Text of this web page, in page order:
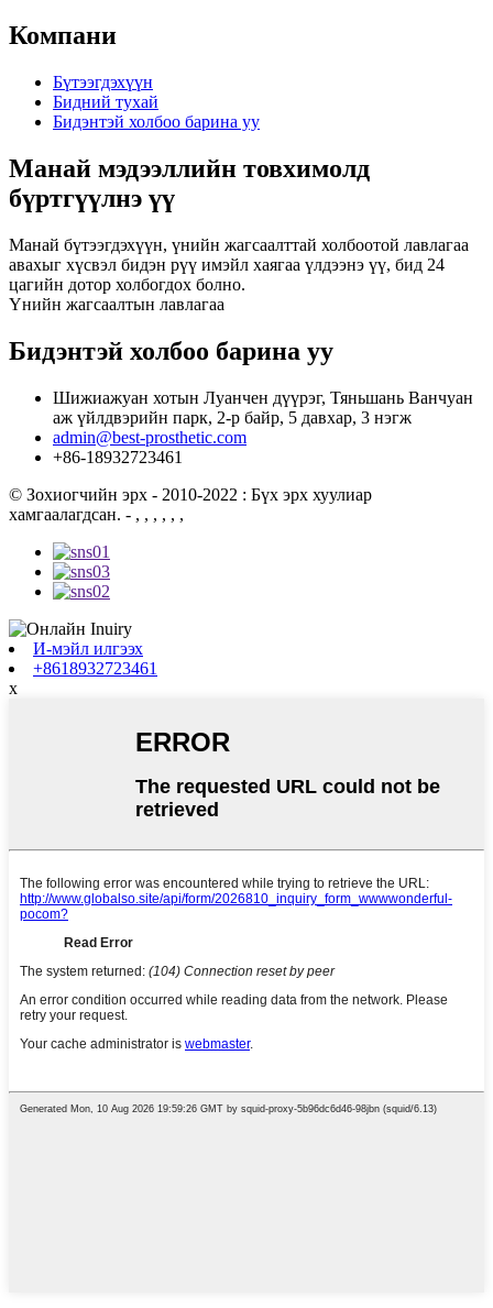
Компани
Бүтээгдэхүүн
Бидний тухай
Бидэнтэй холбоо барина уу
Манай мэдээллийн товхимолд
бүртгүүлнэ үү
Манай бүтээгдэхүүн, үнийн жагсаалттай холбоотой лавлагаа
авахыг хүсвэл бидэн рүү имэйл хаягаа үлдээнэ үү, бид 24
цагийн дотор холбогдох болно.
Үнийн жагсаалтын лавлагаа
Бидэнтэй холбоо барина уу
Шижиажуан хотын Луанчен дүүрэг, Тяньшань Ванчуан
аж үйлдвэрийн парк, 2-р байр, 5 давхар, 3 нэгж
admin@best-prosthetic.com
+86-18932723461
© Зохиогчийн эрх - 2010-2022 : Бүх эрх хуулиар
хамгаалагдсан. - , , , , , ,
И-мэйл илгээх
+8618932723461
x